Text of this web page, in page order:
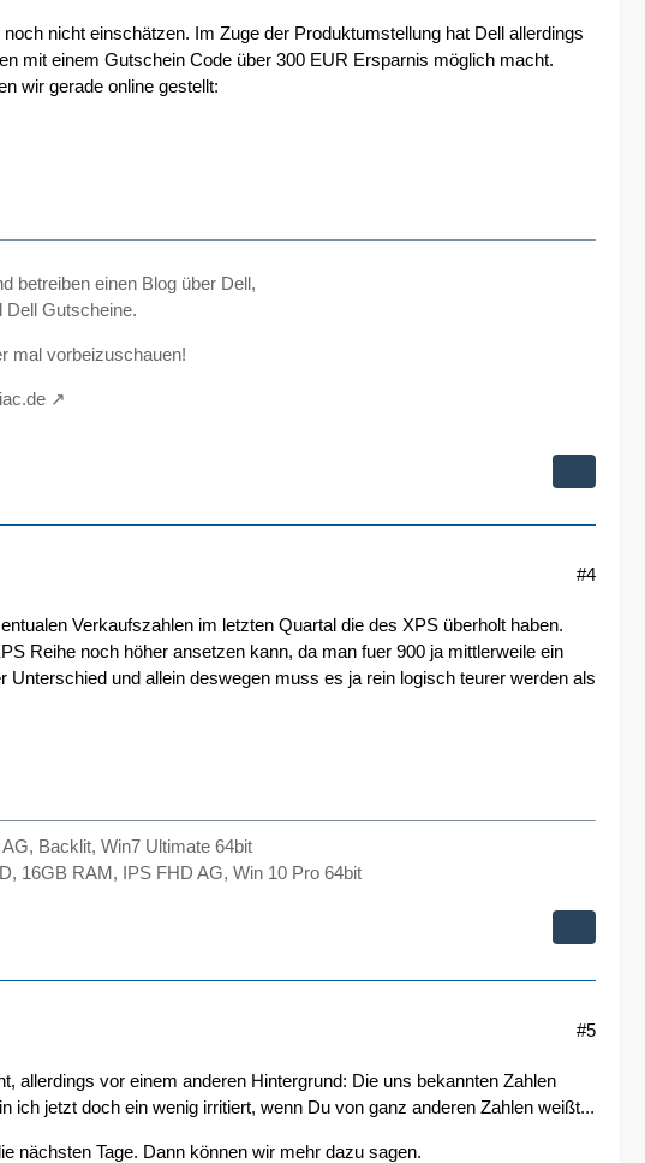
nicht einschätzen. Im Zuge der Produktumstellung hat Dell allerdings
mit einem Gutschein Code über 300 EUR Ersparnis möglich macht.
wir gerade online gestellt:
betreiben einen Blog über Dell,
Dell Gutscheine.
mal vorbeizuschauen!
#4
Verkaufszahlen im letzten Quartal die des XPS überholt haben.
Reihe noch höher ansetzen kann, da man fuer 900 ja mittlerweile ein
und allein deswegen muss es ja rein logisch teurer werden als
Backlit, Win7 Ultimate 64bit
16GB RAM, IPS FHD AG, Win 10 Pro 64bit
#5
allerdings vor einem anderen Hintergrund: Die uns bekannten Zahlen
jetzt doch ein wenig irritiert, wenn Du von ganz anderen Zahlen weißt...
nächsten Tage. Dann können wir mehr dazu sagen.